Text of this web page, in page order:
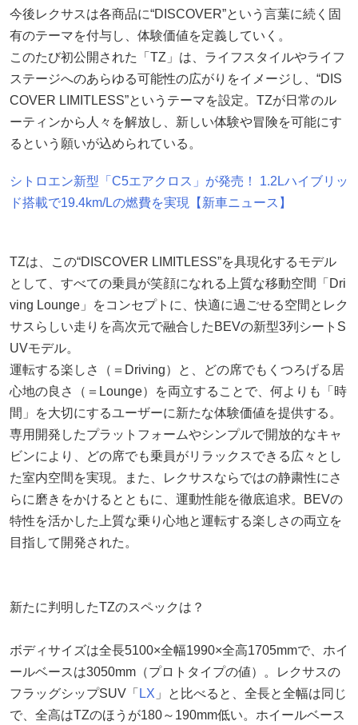
今後レクサスは各商品に“DISCOVER”という言葉に続く固
有のテーマを付与し、体験価値を定義していく。
このたび初公開された「TZ」は、ライフスタイルやライフ
ステージへのあらゆる可能性の広がりをイメージし、“DIS
COVER LIMITLESS”というテーマを設定。TZが日常のル
ーティンから人々を解放し、新しい体験や冒険を可能にす
るという願いが込められている。
シトロエン新型「C5エアクロス」が発売！ 1.2Lハイブリッ
ド搭載で19.4km/Lの燃費を実現【新車ニュース】
TZは、この“DISCOVER LIMITLESS”を具現化するモデル
として、すべての乗員が笑顔になれる上質な移動空間「Dri
ving Lounge」をコンセプトに、快適に過ごせる空間とレク
サスらしい走りを高次元で融合したBEVの新型3列シートS
UVモデル。
運転する楽しさ（＝Driving）と、どの席でもくつろげる居
心地の良さ（＝Lounge）を両立することで、何よりも「時
間」を大切にするユーザーに新たな体験価値を提供する。
専用開発したプラットフォームやシンプルで開放的なキャ
ビンにより、どの席でも乗員がリラックスできる広々とし
た室内空間を実現。また、レクサスならではの静粛性にさ
らに磨きをかけるとともに、運動性能を徹底追求。BEVの
特性を活かした上質な乗り心地と運転する楽しさの両立を
目指して開発された。
新たに判明したTZのスペックは？
ボディサイズは全長5100×全幅1990×全高1705mmで、ホイ
ールベースは3050mm（プロトタイプの値）。レクサスの
フラッグシップSUV「 LX 」と比べると、全長と全幅は同じ
で、全高はTZのほうが180～190mm低い。ホイールベース